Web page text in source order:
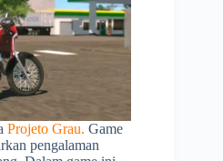
Projeto Grau. Game
pengalaman